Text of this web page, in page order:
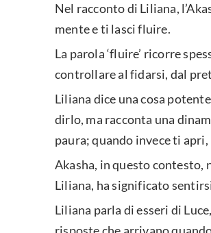
Nel racconto di Liliana,
mente e ti lasci fluire.
La parola ‘fluire’ ricorre
controllare al fidarsi, dal
Liliana dice una cosa
dirlo, ma racconta una
paura; quando invece ti apri,
Akasha, in questo contesto,
Liliana, ha significato
Liliana parla di esseri di